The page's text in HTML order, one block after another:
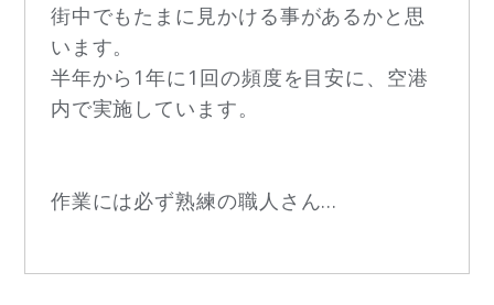
街中でもたまに見かける事があるかと思
います。
半年から1年に1回の頻度を目安に、空港
内で実施しています。
作業には必ず熟練の職人さん...